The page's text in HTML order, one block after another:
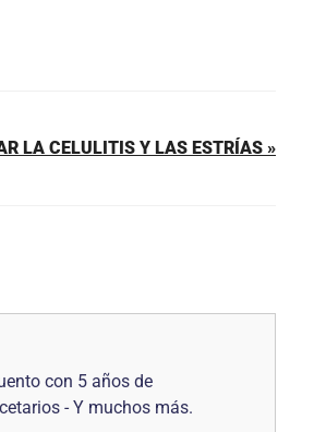
LA CELULITIS Y LAS ESTRÍAS »
con 5 años de
- Y muchos más.